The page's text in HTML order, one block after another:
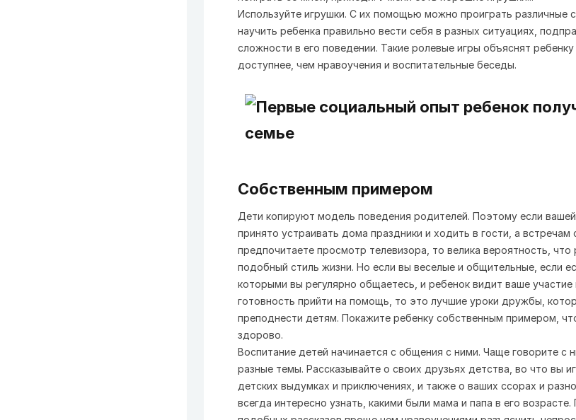
Используйте игрушки. С их помощью можно проиграть различные
научить ребенка правильно вести себя в разных ситуациях,
сложности в его поведении. Такие ролевые игры объяснят
доступнее, чем нравоучения и воспитательные беседы.
Собственным примером
Дети копируют модель поведения родителей. Поэтому если
принято устраивать дома праздники и ходить в гости, а встречам
предпочитаете просмотр телевизора, то велика вероятность, что
подобный стиль жизни. Но если вы веселые и общительные, если
которыми вы регулярно общаетесь, и ребенок видит ваше участие
готовность прийти на помощь, то это лучшие уроки дружбы,
преподнести детям. Покажите ребенку собственным примером,
здорово.
Воспитание детей начинается с общения с ними. Чаще говорите с
разные темы. Рассказывайте о своих друзьях детства, во что вы
детских выдумках и приключениях, и также о ваших ссорах и
всегда интересно узнать, какими были мама и папа в его